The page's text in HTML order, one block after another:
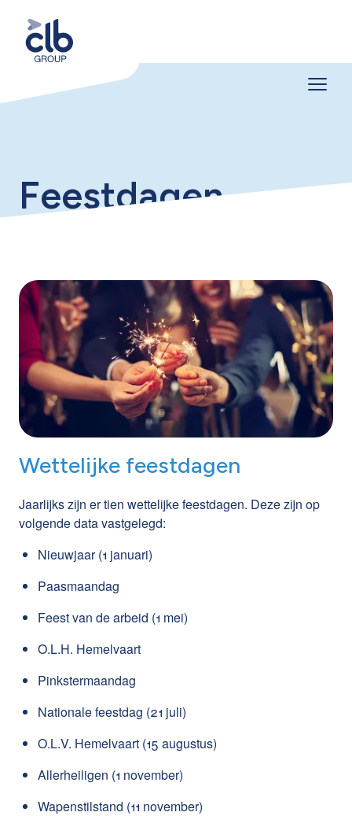
Feestdagen
Wettelijke feestdagen
Jaarlijks zijn er tien wettelijke feestdagen. Deze zijn op
volgende data vastgelegd:
Nieuwjaar (1 januari)
Paasmaandag
Feest van de arbeid (1 mei)
O.L.H. Hemelvaart
Pinkstermaandag
Nationale feestdag (21 juli)
O.L.V. Hemelvaart (15 augustus)
Allerheiligen (1 november)
Wapenstilstand (11 november)